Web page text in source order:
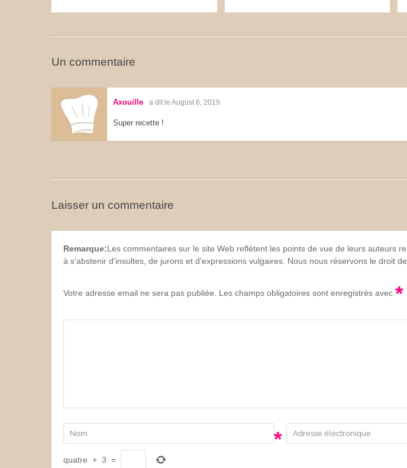
Un commentaire
Axouille a dit le August 6, 2019
Super recette !
Laisser un commentaire
Remarque:Les commentaires sur le site Web reflètent les points de vue de leurs auteurs
à s'abstenir d'insultes, de jurons et d'expressions vulgaires. Nous nous réservons le droit
Votre adresse email ne sera pas publiée. Les champs obligatoires sont enregistrés avec *
*
quatre + 3 =